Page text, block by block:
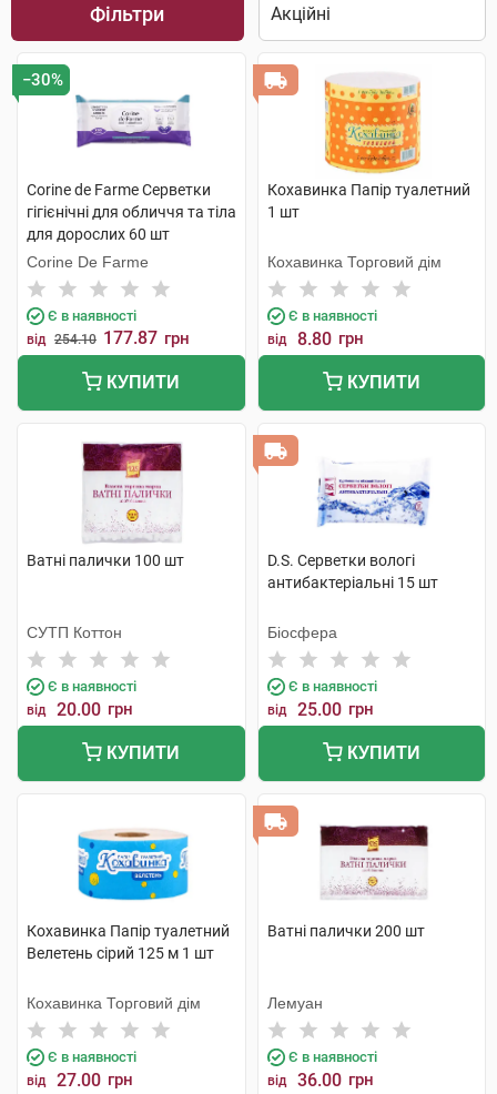
Фільтри
−30%
Corine de Farme Серветки
гігієнічні для обличчя та тіла
для дорослих 60 шт
Corine De Farme
Є в наявності
від 254.10 177.87 грн
КУПИТИ
Кохавинка Папір туалетний
1 шт
Кохавинка Торговий дім
Є в наявності
від 8.80 грн
КУПИТИ
Ватні палички 100 шт
СУТП Коттон
Є в наявності
від 20.00 грн
КУПИТИ
D.S. Серветки вологі
антибактеріальні 15 шт
Біосфера
Є в наявності
від 25.00 грн
КУПИТИ
Кохавинка Папір туалетний
Велетень сірий 125 м 1 шт
Кохавинка Торговий дім
Є в наявності
від 27.00 грн
Ватні палички 200 шт
Лемуан
Є в наявності
від 36.00 грн